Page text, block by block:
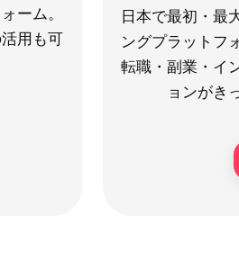
ーム。
用も可
日本で最初・最
ングプラットフ
転職・副業・イ
ョンがき